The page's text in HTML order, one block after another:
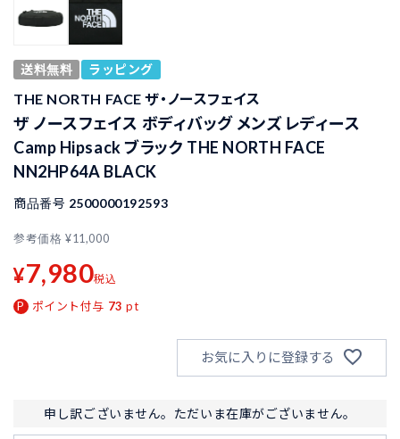
送料無料 ラッピング
THE NORTH FACE ザ・ノースフェイス
ザ ノースフェイス ボディバッグ メンズ レディース
Camp Hipsack ブラック THE NORTH FACE
NN2HP64A BLACK
商品番号 2500000192593
参考価格 ¥11,000
¥7,980税込
ポイント付与 73 pt
お気に入りに登録する
申し訳ございません。ただいま在庫がございません。